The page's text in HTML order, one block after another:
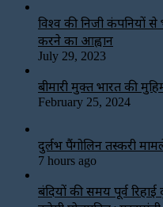
विश्‍व की निजी कंपनियों
करने का आह्वान
July 29, 2023
बीमारी मुक्त भारत की
February 25, 2024
दुर्लभ पैंगोलिन तस्करी
7 hours ago
बंदियों की समय पूर्व